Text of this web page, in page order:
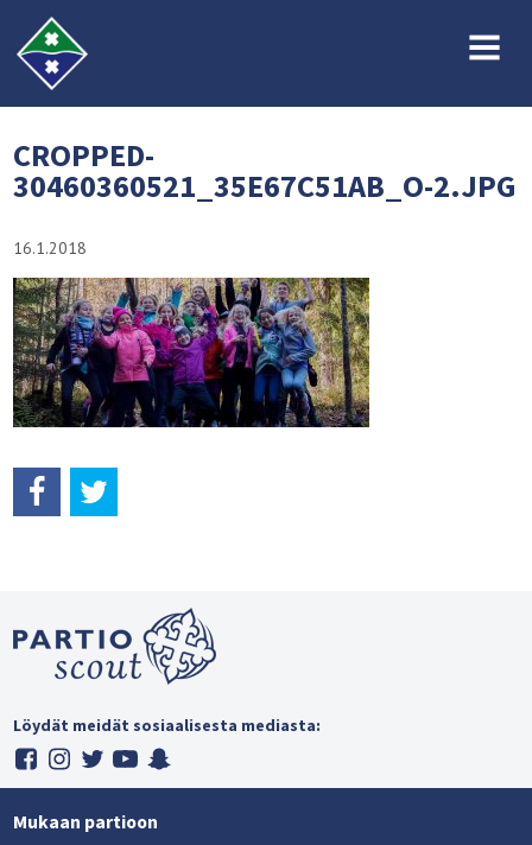
MENU
CROPPED-
30460360521_35E67C51AB_O-2.JPG
16.1.2018
Löydät meidät sosiaalisesta mediasta:
Mukaan partioon